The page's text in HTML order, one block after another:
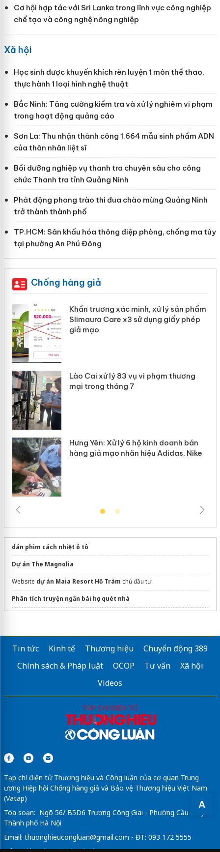
A
Cơ hội hợp tác với Sri Lanka trong lĩnh vực công nghiệp
chế tạo và công nghệ nông nghiệp
Xã hội
Học sinh được khuyến khích rèn luyện 1 môn thể thao,
thực hành 1 loại hình nghệ thuật
Bắc Ninh: Tăng cường kiểm tra và xử lý nghiêm vi phạm
trong hoạt động quảng cáo
Sơn La: Thu nhận thành công 1.664 mẫu sinh phẩm ADN
của thân nhân liệt sĩ
Bồi dưỡng nghiệp vụ thanh tra chuyên sâu cho công
chức Thanh tra tỉnh Quảng Ninh
Phát động phong trào thi đua chào mừng Quảng Ninh
trở thành thành phố
TP.HCM: Sân khấu hóa thông điệp phòng, chống ma túy
tại phường An Phú Đông
Chống hàng giả
Khẩn trương xác minh, xử lý sản phẩm
Slimaura Care x3 sử dụng giấy phép
giả mạo
Lào Cai xử lý 83 vụ vi phạm thương
mại trong tháng 7
Hưng Yên: Xử lý 6 hộ kinh doanh bán
hàng giả mạo nhãn hiệu Adidas, Nike
dán phim cách nhiệt ô tô
Dự án The Magnolia
Website dự án Maia Resort Hồ Tràm chủ đầu tư
Phân tích truyện ngắn bài học quét nhà
truyện cười
Sửa máy rửa bát bosch
Tin tức Kinh tế Thương hiệu
Chuyển động 389
Chính sách & Pháp luật
OCOP Tư vấn
Xã hội
Videos
Tạp chí điện tử Thương hiệu và Công luận của cơ quan Trung
ương Hiệp hội Chống hàng giả và Bảo vệ Thương hiệu Việt Nam
(Vatap)
Tòa soạn: Ngõ 56/ B5D6 Trương Công Giai - Phường Cầu Giấy -
Thành phố Hà Nội
Email: thuonghieucongluan@gmail.com - ĐT: 093 172 5555